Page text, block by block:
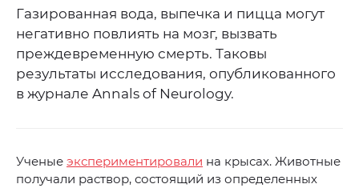
Газированная вода, выпечка и пицца могут
негативно повлиять на мозг, вызвать
преждевременную смерть. Таковы
результаты исследования, опубликованного
в журнале Annals of Neurology.
Ученые экспериментировали на крысах. Животные
получали раствор, состоящий из определенных